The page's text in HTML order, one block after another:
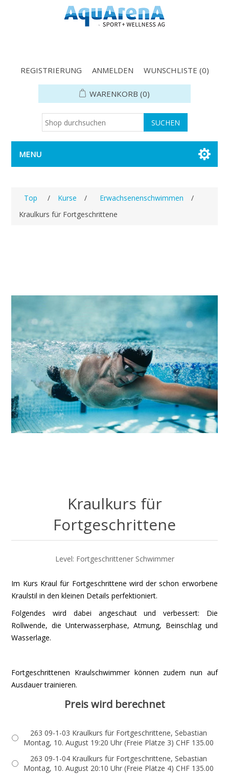
REGISTRIERUNG ANMELDEN WUNSCHLISTE (0)
WARENKORB (0)
MENU
Top / Kurse / Erwachsenenschwimmen
/
Kraulkurs für Fortgeschrittene
Kraulkurs für
Fortgeschrittene
Level: Fortgeschrittener Schwimmer
Im Kurs Kraul für Fortgeschrittene wird der schon erworbene
Kraulstil in den kleinen Details perfektioniert.
Folgendes wird dabei angeschaut und verbessert: Die
Rollwende, die Unterwasserphase, Atmung, Beinschlag und
Wasserlage.
Fortgeschrittenen Kraulschwimmer können zudem nun auf
Ausdauer trainieren.
Preis wird berechnet
263 09-1-03 Kraulkurs für Fortgeschrittene, Sebastian
Montag, 10. August 19:20 Uhr (Freie Plätze 3) CHF 135.00
263 09-1-04 Kraulkurs für Fortgeschrittene, Sebastian
Montag, 10. August 20:10 Uhr (Freie Plätze 4) CHF 135.00